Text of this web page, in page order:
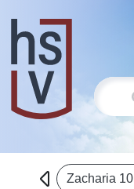
Zacharia 10